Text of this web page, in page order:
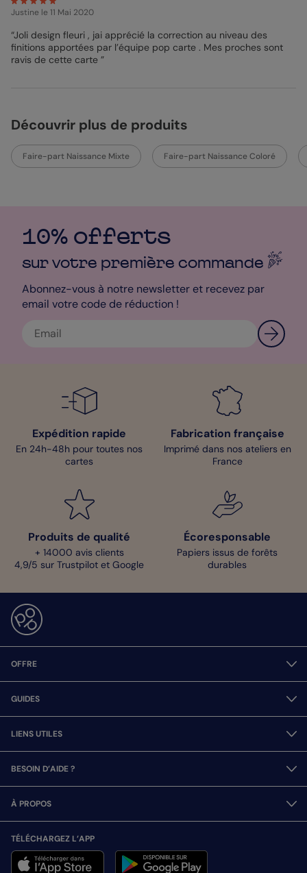
Justine le 11 Mai 2020
“Joli design fleuri , jai apprécié la correction au niveau des
finitions apportées par l’équipe pop carte . Mes proches sont
ravis de cette carte ”
Découvrir plus de produits
Faire-part Naissance Mixte Faire-part Naissance Coloré
10% offerts
sur votre première commande
Abonnez-vous à notre newsletter et recevez par
email votre code de réduction !
Expédition rapide
En 24h-48h pour toutes nos
cartes
Fabrication française
Imprimé dans nos ateliers en
France
Produits de qualité
+ 14000 avis clients
4,9/5 sur Trustpilot et Google
Écoresponsable
Papiers issus de forêts
durables
OFFRE
GUIDES
LIENS UTILES
BESOIN D’AIDE ?
À PROPOS
TÉLÉCHARGEZ L’APP